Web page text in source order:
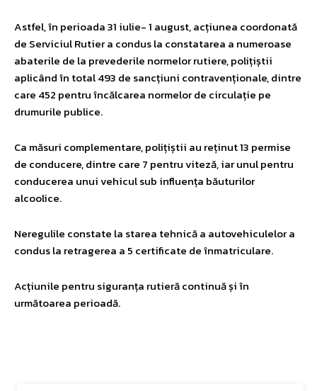
Astfel, în perioada 31 iulie- 1 august, acțiunea coordonată
de Serviciul Rutier a condus la constatarea a numeroase
abaterile de la prevederile normelor rutiere, polițiștii
aplicând în total 493 de sancțiuni contravenționale, dintre
care 452 pentru încălcarea normelor de circulație pe
drumurile publice.
Ca măsuri complementare, polițiștii au reținut 13 permise
de conducere, dintre care 7 pentru viteză, iar unul pentru
conducerea unui vehicul sub influența băuturilor
alcoolice.
Neregulile constate la starea tehnică a autovehiculelor a
condus la retragerea a 5 certificate de înmatriculare.
Acțiunile pentru siguranța rutieră continuă și în
următoarea perioadă.